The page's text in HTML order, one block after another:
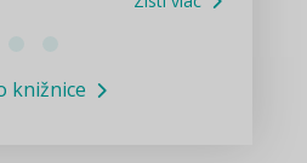
knižnice